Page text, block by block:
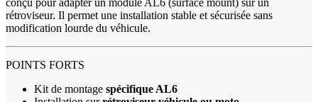
rétroviseur. Il permet une installation stable et sécurisée sans
modification lourde du véhicule.
POINTS FORTS
Kit de montage spécifique AL6